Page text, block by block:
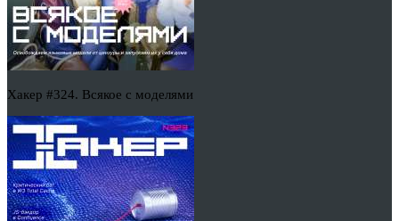
Хакер #324. Всякое с моделями